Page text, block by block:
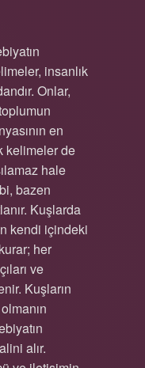
insanlık
Onlar,
en
kelimeler de
hale
bazen
Kuşlarda
kendi içindeki
her
ve
Kuşların
alır.